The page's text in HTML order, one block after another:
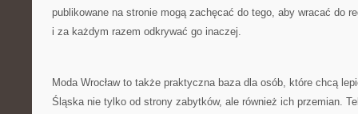
publikowane na stronie mogą zachęcać do tego, aby wracać do
i za każdym razem odkrywać go inaczej.
Moda Wrocław to także praktyczna baza dla osób, które chcą
Śląska nie tylko od strony zabytków, ale również ich przemian.